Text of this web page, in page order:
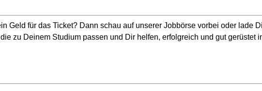
Geld für das Ticket? Dann schau auf unserer Jobbörse vorbei oder lade
zu Deinem Studium passen und Dir helfen, erfolgreich und gut gerüstet